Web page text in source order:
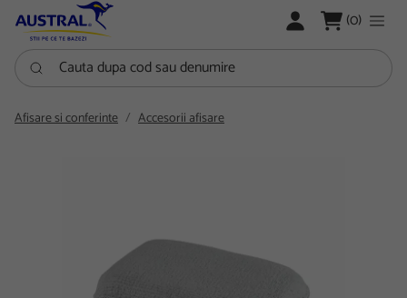
LOGARE (0)
Cauta dupa cod sau denumire
Afisare si conferinte Accesorii afisare